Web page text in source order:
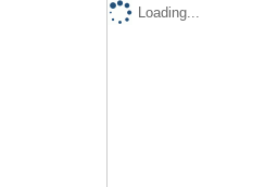
Loading...